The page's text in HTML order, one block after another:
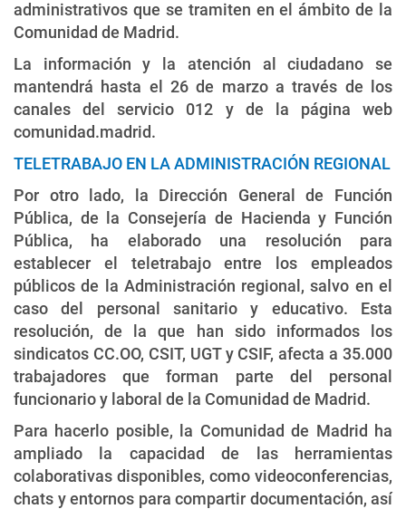
administrativos que se tramiten en el ámbito de la
Comunidad de Madrid.
La información y la atención al ciudadano se
mantendrá hasta el 26 de marzo a través de los
canales del servicio 012 y de la página web
comunidad.madrid.
TELETRABAJO EN LA ADMINISTRACIÓN REGIONAL
Por otro lado, la Dirección General de Función
Pública, de la Consejería de Hacienda y Función
Pública, ha elaborado una resolución para
establecer el teletrabajo entre los empleados
públicos de la Administración regional, salvo en el
caso del personal sanitario y educativo. Esta
resolución, de la que han sido informados los
sindicatos CC.OO, CSIT, UGT y CSIF, afecta a 35.000
trabajadores que forman parte del personal
funcionario y laboral de la Comunidad de Madrid.
Para hacerlo posible, la Comunidad de Madrid ha
ampliado la capacidad de las herramientas
colaborativas disponibles, como videoconferencias,
chats y entornos para compartir documentación, así